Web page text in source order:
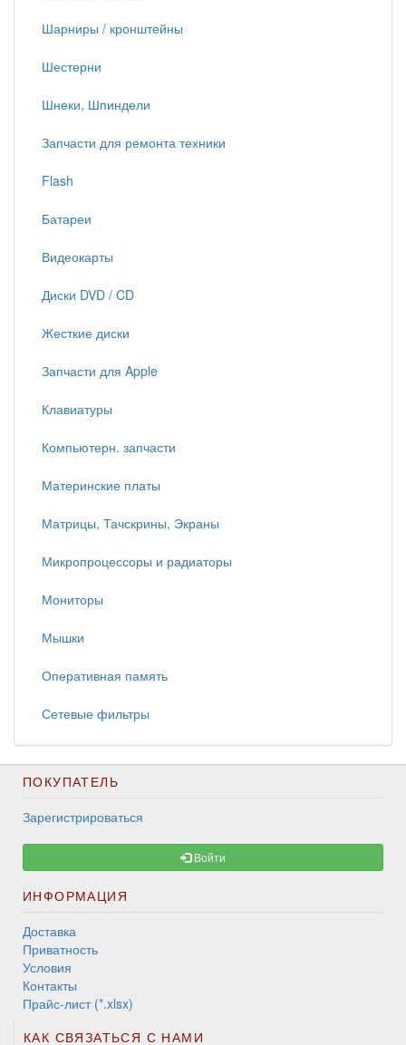
Шарниры / кронштейны
Шестерни
Шнеки, Шпиндели
Запчасти для ремонта техники
Flash
Батареи
Видеокарты
Диски DVD / CD
Жесткие диски
Запчасти для Apple
Клавиатуры
Компьютерн. запчасти
Материнские платы
Матрицы, Тачскрины, Экраны
Микропроцессоры и радиаторы
Мониторы
Мышки
Оперативная память
Сетевые фильтры
ПОКУПАТЕЛЬ
Зарегистрироваться
Войти
ИНФОРМАЦИЯ
Доставка
Приватность
Условия
Контакты
Прайс-лист (*.xlsx)
КАК СВЯЗАТЬСЯ С НАМИ